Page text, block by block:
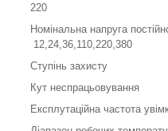
220
Номінальна напруга
12,24,36,110,220,380
Ступінь
Кут
Експлутаційна частота